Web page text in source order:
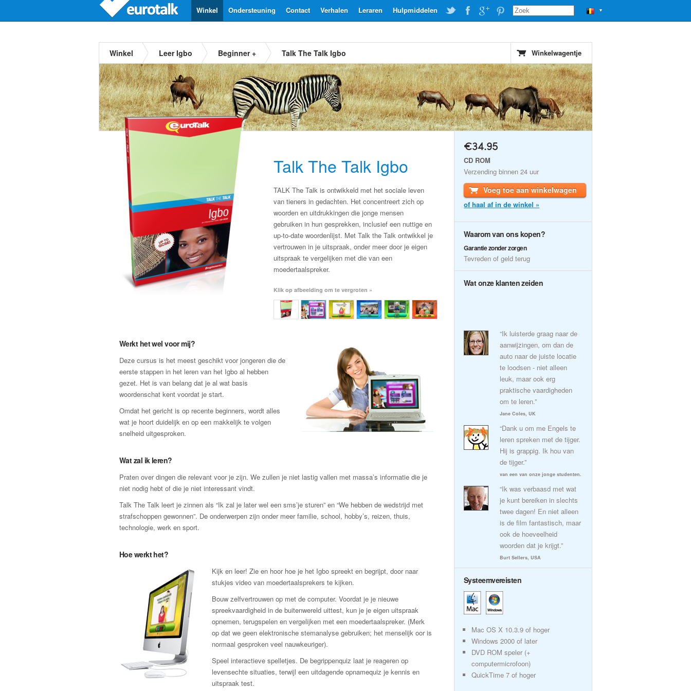
▼
Hulpmiddelen
Leraren
Verhalen
Contact
Ondersteuning
Winkel
Winkel Leer Igbo Beginner + Talk The Talk Igbo Winkelwagentje
Talk The Talk Igbo
TALK The Talk is ontwikkeld met het sociale leven
van tieners in gedachten. Het concentreert zich op
woorden en uitdrukkingen die jonge mensen
gebruiken in hun gesprekken, inclusief een nuttige en
up-to-date woordenlijst. Met Talk the Talk ontwikkel je
vertrouwen in je uitspraak, onder meer door je eigen
uitspraak te vergelijken met die van een
moedertaalspreker.
Klik op afbeelding om te vergroten »
Werkt het wel voor mij?
Deze cursus is het meest geschikt voor jongeren die de
eerste stappen in het leren van het Igbo al hebben
gezet. Het is van belang dat je al wat basis
woordenschat kent voordat je start.
Omdat het gericht is op recente beginners, wordt alles
wat je hoort duidelijk en op een makkelijk te volgen
snelheid uitgesproken.
Wat zal ik leren?
Praten over dingen die relevant voor je zijn. We zullen je niet lastig vallen met massa’s informatie die je
niet nodig hebt of die je niet interessant vindt.
Talk The Talk leert je zinnen als “Ik zal je later wel een sms’je sturen” en “We hebben de wedstrijd met
strafschoppen gewonnen”. De onderwerpen zijn onder meer familie, school, hobby’s, reizen, thuis,
technologie, werk en sport.
Hoe werkt het?
Kijk en leer! Zie en hoor hoe je het Igbo spreekt en begrijpt, door naar
stukjes video van moedertaalsprekers te kijken.
Bouw zelfvertrouwen op met de computer. Voordat je je nieuwe
spreekvaardigheid in de buitenwereld uittest, kun je je eigen uitspraak
opnemen, terugspelen en vergelijken met een moedertaalspreker. (Merk
op dat we geen elektronische stemanalyse gebruiken; het menselijk oor is
normaal gesproken veel nauwkeuriger).
Speel interactieve spelletjes. De begrippenquiz laat je reageren op
levensechte situaties, terwijl een uitdagende opnamequiz je kennis en
uitspraak test.
€34.95
CD ROM
Verzending binnen 24 uur
Voeg toe aan winkelwagen
of haal af in de winkel »
Waarom van ons kopen?
Garantie zonder zorgen
Tevreden of geld terug
Wat onze klanten zeiden
“Ik luisterde graag naar de
aanwijzingen, om dan de
auto naar de juiste locatie
te loodsen - niet alleen
leuk, maar ook erg
praktische vaardigheden
om te leren.”
Jane Coles, UK
“Dank u om me Engels te
leren spreken met de tijger.
Hij is grappig. Ik hou van
de tijger.”
van een van onze jonge studenten.
“Ik was verbaasd met wat
je kunt bereiken in slechts
twee dagen! En niet alleen
is de film fantastisch, maar
ook de hoeveelheid
woorden dat je krijgt.”
Burt Sellers, USA
Systeemvereisten
Mac OS X 10.3.9 of hoger
Windows 2000 of later
DVD ROM speler (+
computermicrofoon)
QuickTime 7 of hoger